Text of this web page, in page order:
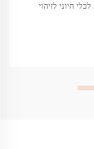
חיוני לזיהוי